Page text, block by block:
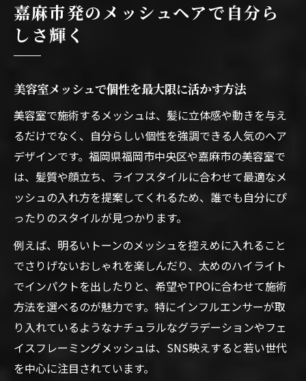
ゃれ心
福岡県で注目の美容室メッシュ技術とは
美容室メッシュで叶えるインフルエンサー
風ヘア
トレンド先取りの美容室メッシュ提案ポイ
ント
美容室メッシュで自分らしさを演出するコ
ツ
福岡で人気の美容室メッシュスタイルの選
び方
インフルエンサーが注目する美容室メッシ
ュの秘密
福岡市中央区で叶うメッシュの魅力体験
美容室メッシュで福岡市中央区ならではの
体験を
話題の美容室メッシュが魅せる旬のデザイ
嘉麻市発のメッシュヘアで自分ら
しさ輝く
美容室メッシュで個性を最大限に活かす方法
美容室で施術するメッシュは、髪に立体感や動きを与え
るだけでなく、自分らしい個性を強調できる人気のヘア
デザインです。福岡県福岡市中央区や嘉麻市の美容室で
は、髪質や顔立ち、ライフスタイルに合わせて最適なメ
ッシュの入れ方を提案してくれるため、誰でも自分にぴ
ったりのスタイルが見つかります。
例えば、明るいトーンのメッシュを控えめに入れること
でさりげないおしゃれを楽しんだり、太めのハイライト
でインパクトを出したりと、希望やTPOに合わせて施術
方法を選べるのが魅力です。特にインフルエンサーが取
り入れているようなナチュラルなグラデーションやフェ
イスフレーミングメッシュは、SNS映えすると若い世代
を中心に注目されています。